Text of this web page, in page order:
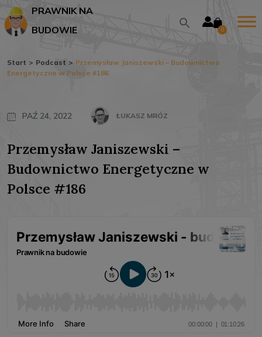
PRAWNIK NA
BUDOWIE
0
Start > Podcast > Przemysław Janiszewski – Budownictwo
Energetyczne w Polsce #186
PAŹ 24, 2022 ŁUKASZ MRÓZ
Przemysław Janiszewski –
Budownictwo Energetyczne w
Polsce #186